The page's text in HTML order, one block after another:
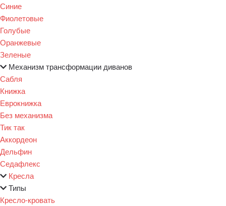
Синие
Фиолетовые
Голубые
Оранжевые
Зеленые
Механизм трансформации диванов
Сабля
Книжка
Еврокнижка
Без механизма
Тик так
Аккордеон
Дельфин
Седафлекс
Кресла
Типы
Кресло-кровать